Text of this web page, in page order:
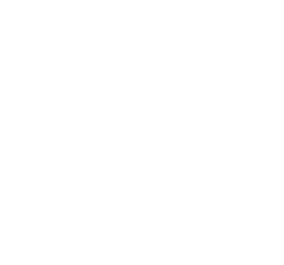
individuelle Situation?
finanzielle Unterstützung bei medizinischen
ist die Krankenversicherung für jeden
medizinische Versorgung für alle